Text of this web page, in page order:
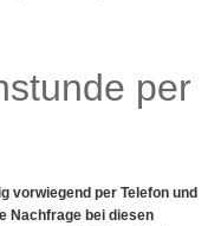
per
vorwiegend per Telefon und
Nachfrage bei diesen